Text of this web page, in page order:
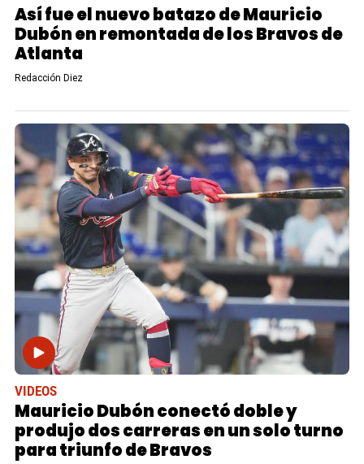
Así fue el nuevo batazo de Mauricio
Dubón en remontada de los Bravos de
Atlanta
Redacción Diez
VIDEOS
Mauricio Dubón conectó doble y
produjo dos carreras en un solo turno
para triunfo de Bravos